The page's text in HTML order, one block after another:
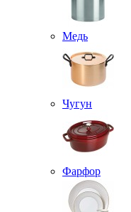
Медь
Чугун
Фарфор